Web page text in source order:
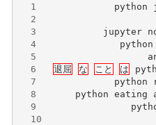
1
python
2
3
jupyter
4
python
5
6
退屈 な こと は
7
python
8
python eating
9
10